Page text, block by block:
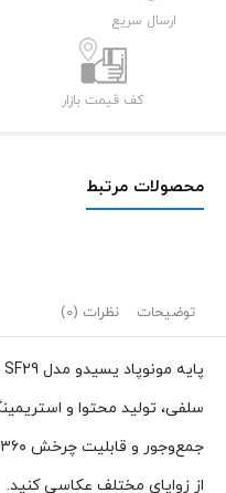
ارسال سریع
کف قیمت بازار
محصولات مرتبط
توضیحات نظرات (0)
سلفی، تولید محتوا و
از زوایای مختلف عکاسی